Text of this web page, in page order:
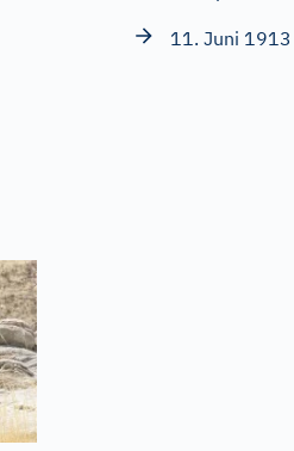
11. Juni 1913